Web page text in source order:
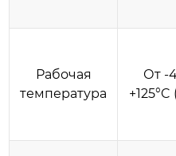
Рабочая
температура
От -